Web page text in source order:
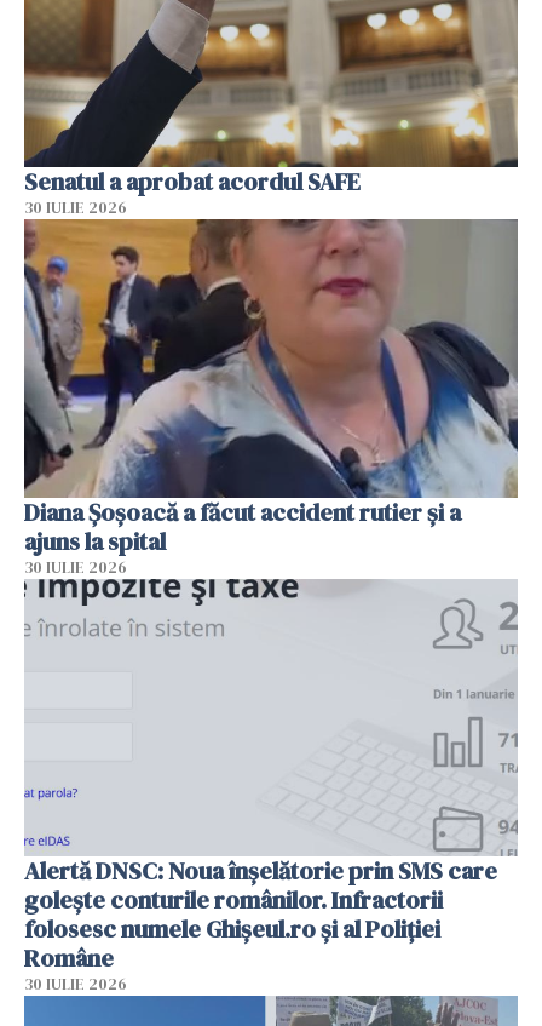
Senatul a aprobat acordul SAFE
30 IULIE 2026
Diana Șoșoacă a făcut accident rutier și a
ajuns la spital
30 IULIE 2026
Alertă DNSC: Noua înșelătorie prin SMS care
golește conturile românilor. Infractorii
folosesc numele Ghișeul.ro și al Poliției
Române
30 IULIE 2026